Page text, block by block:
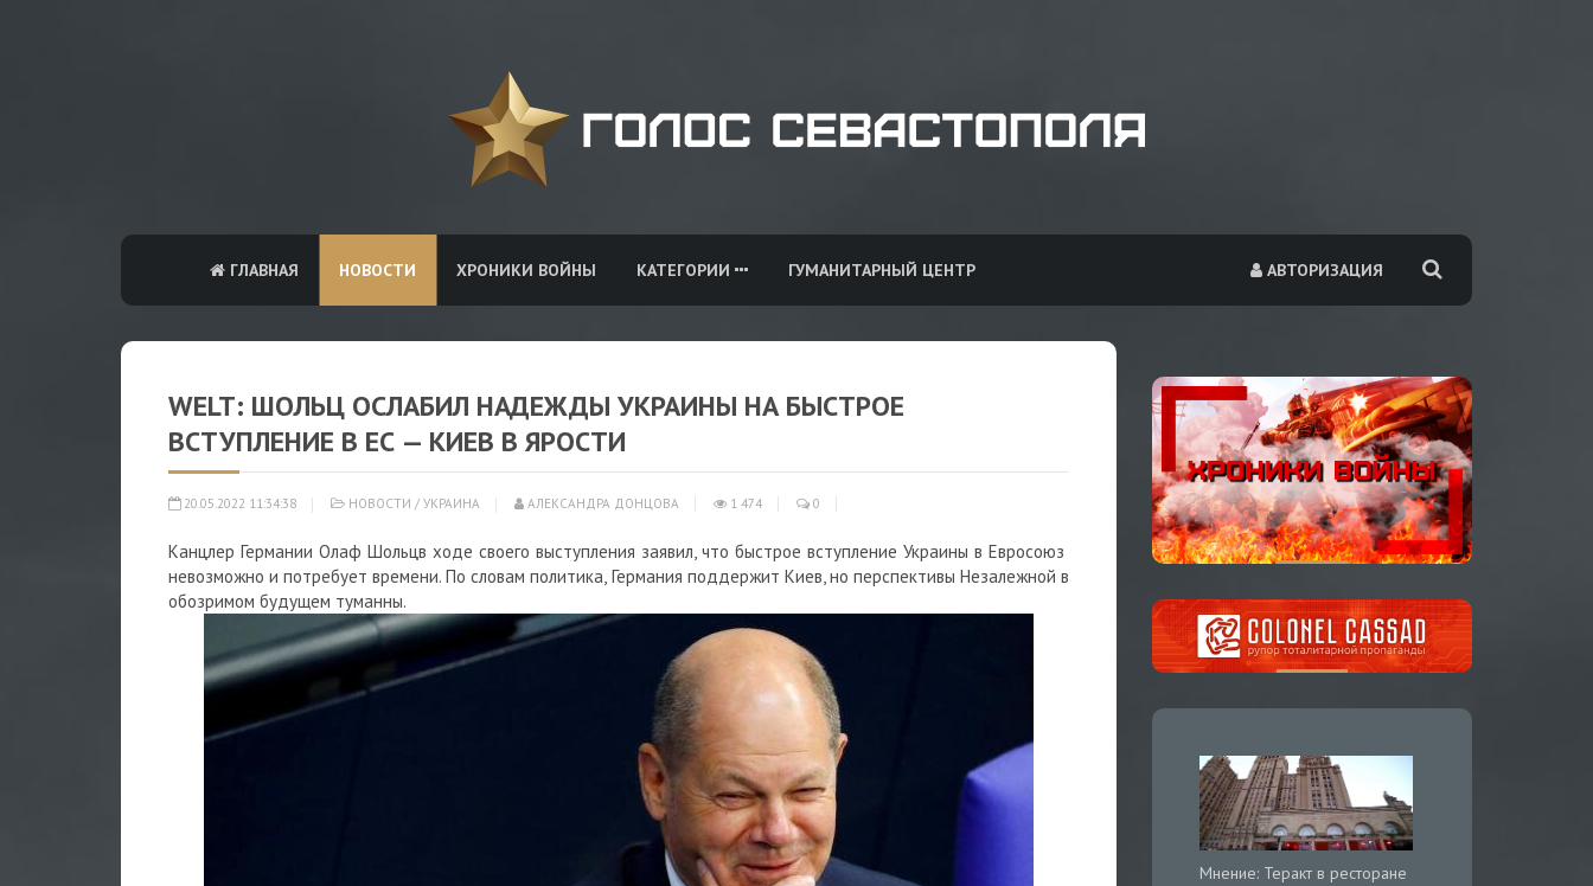
АВТОРИЗАЦИЯ
ГЛАВНАЯ НОВОСТИ ХРОНИКИ ВОЙНЫ КАТЕГОРИИ ГУМАНИТАРНЫЙ ЦЕНТР
WELT: ШОЛЬЦ ОСЛАБИЛ НАДЕЖДЫ УКРАИНЫ НА БЫСТРОЕ
ВСТУПЛЕНИЕ В ЕС — КИЕВ В ЯРОСТИ
20.05.2022 11:34:38 НОВОСТИ / УКРАИНА АЛЕКСАНДРА ДОНЦОВА 1 474 0
Канцлер Германии Олаф Шольцв ходе своего выступления заявил, что быстрое вступление Украины в Евросоюз
невозможно и потребует времени. По словам политика, Германия поддержит Киев, но перспективы Незалежной в
обозримом будущем туманны.
Мнение: Теракт в ресторане